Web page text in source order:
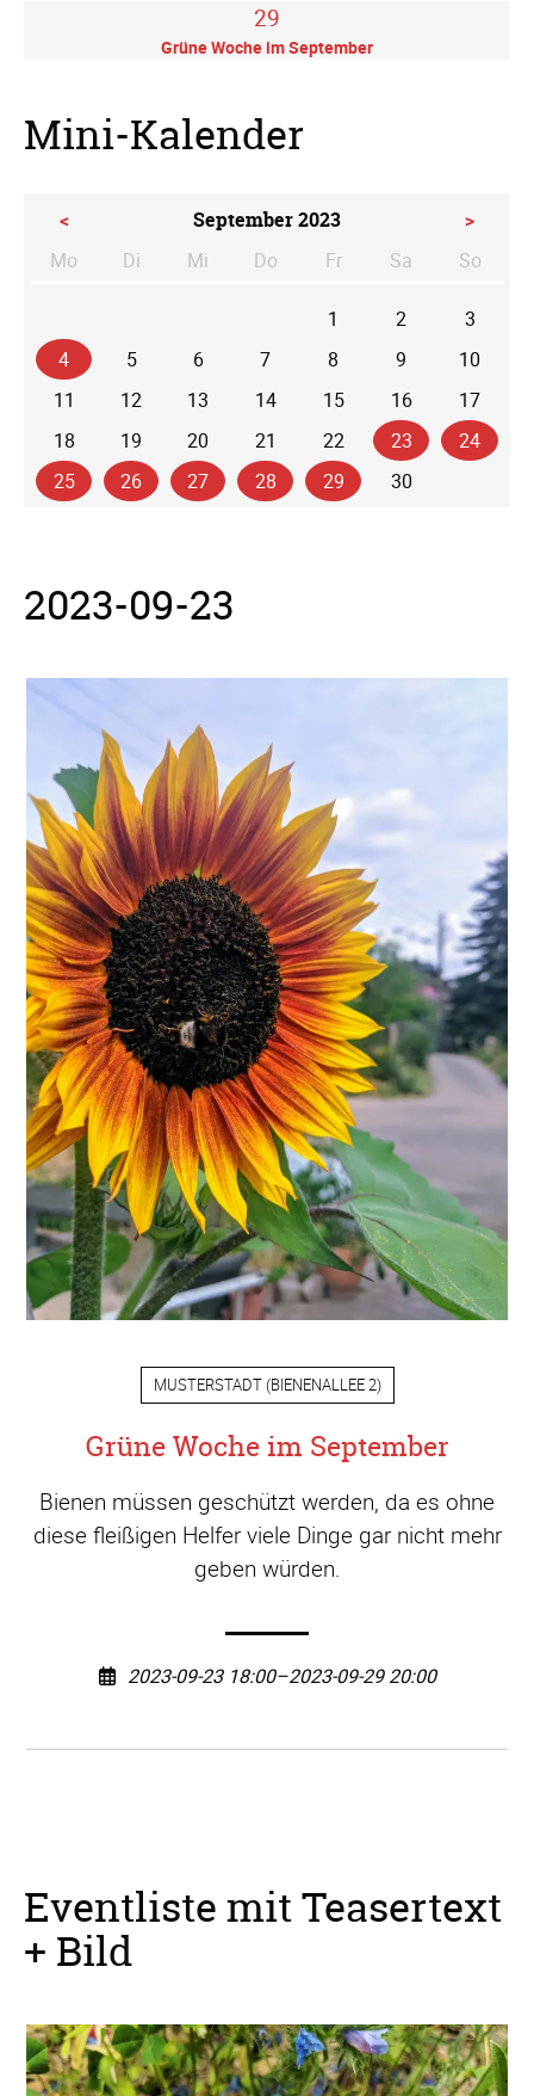
29
Grüne Woche im September
Mini-Kalender
< September 2023
>
Mo
Di enstagMi ttwochDo nnerstag
Fr Sa mstagSo
1 2
3
4
5 6 7 8 9
10
11
12 13 14 15 16
17
18
19 20 21 22 23
24
25
26 27 28 29 30
2023-09-23
MUSTERSTADT(BIENENALLEE 2)
Grüne Woche im September
Bienen müssen geschützt werden, da es ohne
diese fleißigen Helfer viele Dinge gar nicht mehr
geben würden.
2023-09-23 18:00–2023-09-29 20:00
Eventliste mit Teasertext
+ Bild